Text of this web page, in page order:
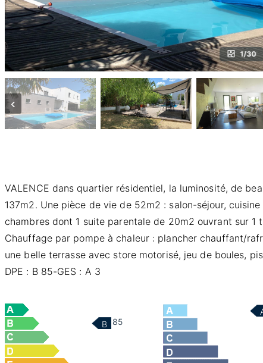
1/30
‹
VALENCE dans quartier résidentiel, la luminosité, de
137m2. Une pièce de vie de 52m2 : salon-séjour,
chambres dont 1 suite parentale de 20m2 ouvrant sur 1
Chauffage par pompe à chaleur : plancher chauffant/
une belle terrasse avec store motorisé, jeu de boules,
DPE : B 85-GES : A 3
B 85